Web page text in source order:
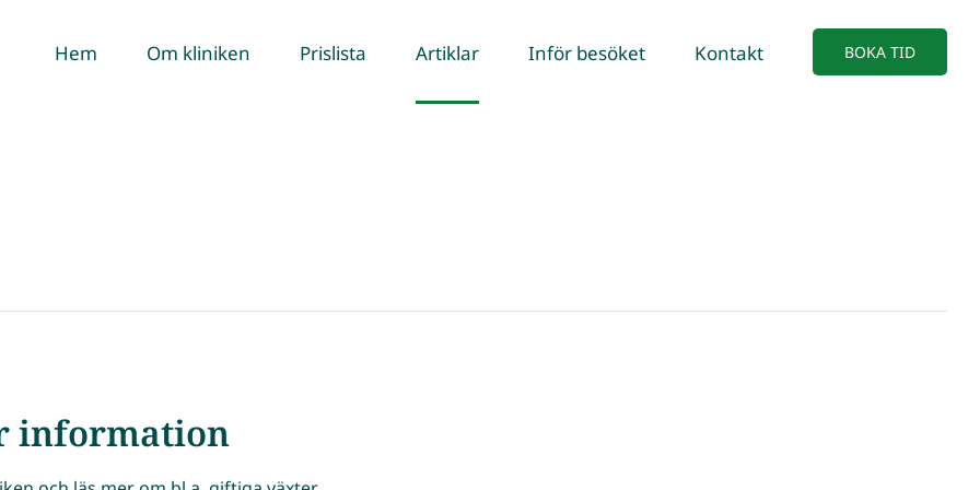
Hem Om kliniken Prislista Artiklar Inför besöket Kontakt BOKA TID
information